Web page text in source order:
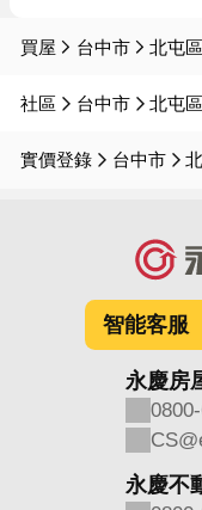
買屋 台中市 北屯區
社區 台中市 北屯區
實價登錄 台中市
智能客服
永慶房
永慶不